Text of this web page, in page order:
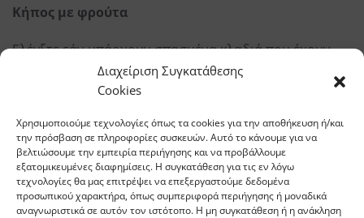
Διαχείριση Συγκατάθεσης
Cookies
Χρησιμοποιούμε τεχνολογίες όπως τα cookies για την αποθήκευση ή/και
την πρόσβαση σε πληροφορίες συσκευών. Αυτό το κάνουμε για να
βελτιώσουμε την εμπειρία περιήγησης και να προβάλλουμε
εξατομικευμένες διαφημίσεις. Η συγκατάθεση για τις εν λόγω
τεχνολογίες θα μας επιτρέψει να επεξεργαστούμε δεδομένα
προσωπικού χαρακτήρα, όπως συμπεριφορά περιήγησης ή μοναδικά
αναγνωριστικά σε αυτόν τον ιστότοπο. Η μη συγκατάθεση ή η ανάκληση
Κήπος με φρούτα
Ελέγξτε εάν υπάρχουν σπασμένα κλαδιά που έχουν
ραγίσει κάτω από το βάρος της συγκομιδής.
εξαπλωθούν μυκητιάσεις και άλλες ασθένειες.
Αφαιρέστε επίσης τα κλαδιά που αναπτύσσονται
ανάποδα ή τρίβονται το ένα το άλλο.